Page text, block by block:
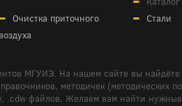
Очистка приточного
воздуха
Стали
МГУИЭ. На нашем сайте вы
методичек (методических
файлов. Желаем вам найти